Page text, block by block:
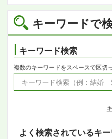
キーワードで
キーワード検索
複数のキーワードをスペースで区切
よく検索されているキ